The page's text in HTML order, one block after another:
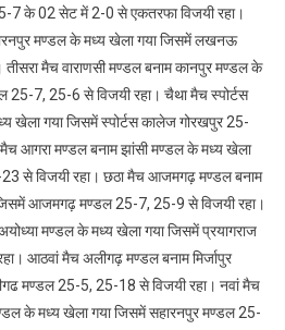
7 के 02 सेट में 2-0 से एकतरफा विजयी रहा।
मण्डल के मध्य खेला गया जिसमें लखनऊ
मैच वाराणसी मण्डल बनाम कानपुर मण्डल के
25-7, 25-6 से विजयी रहा। चैथा मैच स्पोर्टस
खेला गया जिसमें स्पोर्टस कालेज गोरखपुर 25-
आगरा मण्डल बनाम झांसी मण्डल के मध्य खेला
से विजयी रहा। छठा मैच आजमगढ़ मण्डल बनाम
आजमगढ़ मण्डल 25-7, 25-9 से विजयी रहा।
मण्डल के मध्य खेला गया जिसमें प्रयागराज
आठवां मैच अलीगढ़ मण्डल बनाम मिर्जापुर
मण्डल 25-5, 25-18 से विजयी रहा। नवां मैच
के मध्य खेला गया जिसमें सहारनपुर मण्डल 25-